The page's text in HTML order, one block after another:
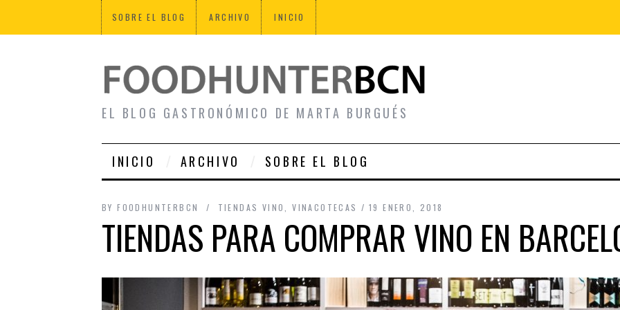
SOBRE EL BLOG ARCHIVO INICIO
EL BLOG GASTRONÓMICO DE MARTA BURGUÉS
INICIO ARCHIVO SOBRE EL BLOG
BY FOODHUNTERBCN TIENDAS VINO ,VINACOTECAS 19 ENERO, 2018
TIENDAS PARA COMPRAR VINO EN